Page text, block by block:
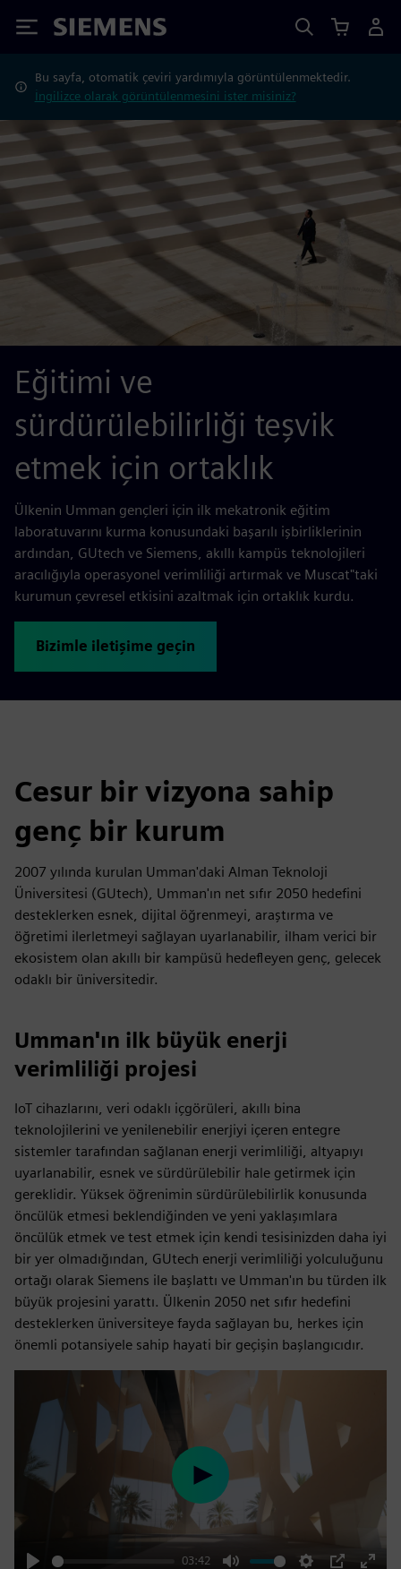
Siemens
Bu sayfa, otomatik çeviri yardımıyla görüntülenmektedir.
İngilizce olarak görüntülenmesini ister misiniz?
Eğitimi ve
sürdürülebilirliği teşvik
etmek için ortaklık
Ülkenin Umman gençleri için ilk mekatronik eğitim
laboratuvarını kurma konusundaki başarılı işbirliklerinin
ardından, GUtech ve Siemens, akıllı kampüs teknolojileri
aracılığıyla operasyonel verimliliği artırmak ve Muscat"taki
kurumun çevresel etkisini azaltmak için ortaklık kurdu.
Bizimle iletişime geçin
Cesur bir vizyona sahip
genç bir kurum
2007 yılında kurulan Umman'daki Alman Teknoloji
Üniversitesi (GUtech), Umman'ın net sıfır 2050 hedefini
desteklerken esnek, dijital öğrenmeyi, araştırma ve
öğretimi ilerletmeyi sağlayan uyarlanabilir, ilham verici bir
ekosistem olan akıllı bir kampüsü hedefleyen genç, gelecek
odaklı bir üniversitedir.
Umman'ın ilk büyük enerji
verimliliği projesi
IoT cihazlarını, veri odaklı içgörüleri, akıllı bina
teknolojilerini ve yenilenebilir enerjiyi içeren entegre
sistemler tarafından sağlanan enerji verimliliği, altyapıyı
uyarlanabilir, esnek ve sürdürülebilir hale getirmek için
gereklidir. Yüksek öğrenimin sürdürülebilirlik konusunda
öncülük etmesi beklendiğinden ve yeni yaklaşımlara
öncülük etmek ve test etmek için kendi tesisinizden daha iyi
bir yer olmadığından, GUtech enerji verimliliği yolculuğunu
ortağı olarak Siemens ile başlattı ve Umman'ın bu türden ilk
büyük projesini yarattı. Ülkenin 2050 net sıfır hedefini
desteklerken üniversiteye fayda sağlayan bu, herkes için
önemli potansiyele sahip hayati bir geçişin başlangıcıdır.
03:42
Play